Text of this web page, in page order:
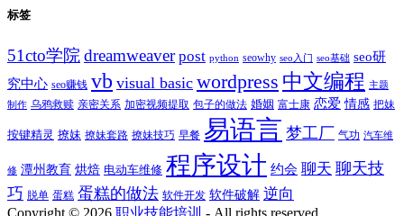
标签
51cto学院dreamweaver post python seowhy seo入门 seo基础 seo研
究中心 seo赚钱 vb visual basic wordpress 中文编程 主题
制作 乌鸦救赎 亲密关系 加密视频提取 包子的做法 婚姻 富士康 恋爱 情感 把妹
按键精灵 撩妹 撩妹套路 撩妹技巧 早餐 易语言 梦工厂 气功 汽车维
修 潭州教育 烘焙 电动车维修 程序设计 约会 聊天 聊天技
巧 脱单 蛋糕 蛋糕的做法 软件开发 软件破解 逆向
Copyright © 2026 职业技能培训 - All rights reserved